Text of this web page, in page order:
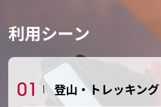
利用シーン
登山・トレッキング